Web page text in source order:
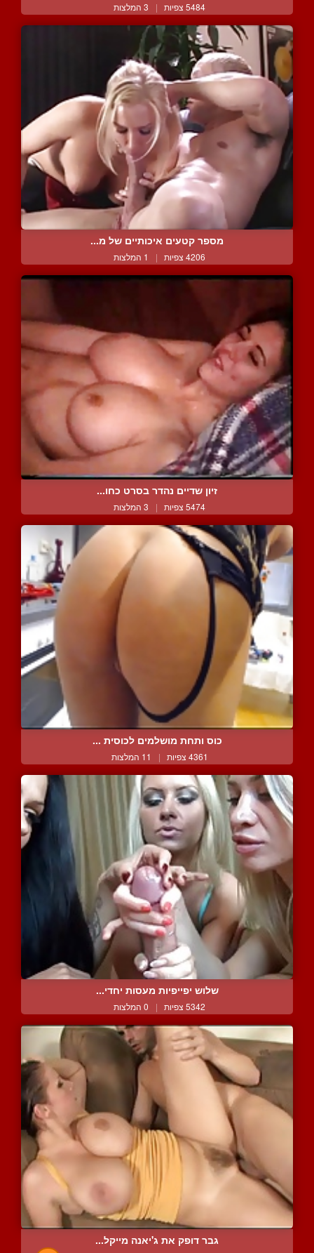
5484 צפיות | 3 המלצות
מספר קטעים איכותיים של מ...
4206 צפיות | 1 המלצות
זיון שדיים נהדר בסרט כחו...
5474 צפיות | 3 המלצות
כוס ותחת מושלמים לכוסית ...
4361 צפיות | 11 המלצות
שלוש יפייפיות מעסות יחדי...
5342 צפיות | 0 המלצות
גבר דופק את ג'יאנה מייקל...